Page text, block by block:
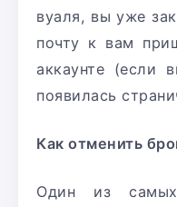
вуаля, вы уже
почту к вам
аккаунте (если
появилась
Как отменить
Один из